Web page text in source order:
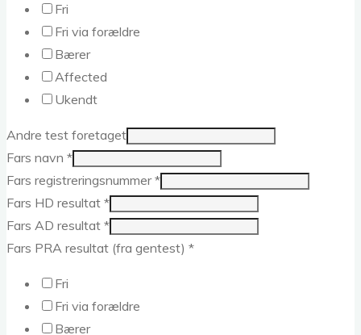
Fri
Fri via forældre
Bærer
Affected
Ukendt
Andre test foretaget
Fars navn *
Fars registreringsnummer*
Fars HD resultat *
Fars AD resultat *
Fars PRA resultat (fra gentest) *
Fri
Fri via forældre
Bærer